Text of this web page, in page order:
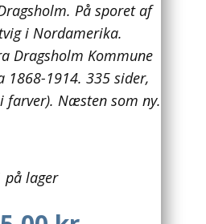
På sporet af
i Nordamerika.
Dragsholm Kommune
1868-1914. 335 sider,
farver). Næsten som ny.
på lager